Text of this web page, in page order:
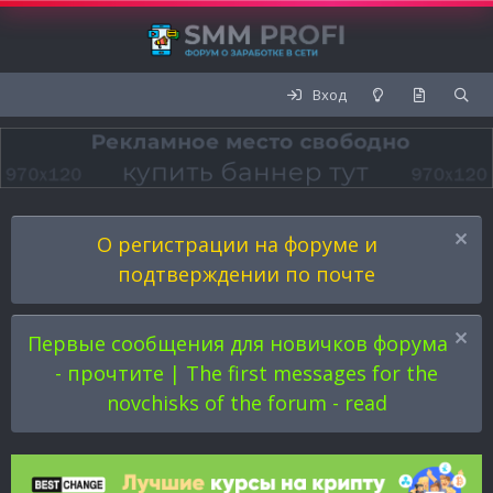
Вход
О регистрации на форуме и
подтверждении по почте
Первые сообщения для новичков форума
- прочтите | The first messages for the
novchisks of the forum - read